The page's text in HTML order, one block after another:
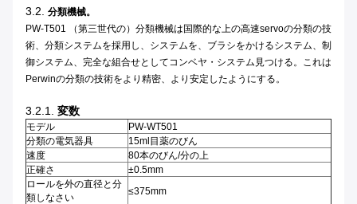
3.2. 分類機械。
PW-T501 （第三世代の）分類機械は国際的な上の高速servoの分類の技
術、分類システムを採用し、システムを、ブラシをかけるシステム、制
御システム、完全な組合せとしてコンベヤ・システム見つける。これは
Perwinの分類の技術をより精密、より安定したようにする。
3.2.1. 変数
モデル
PW-WT501
分類の電気器具
15ml目薬のびん
速度
80本のびん/分の上
正確さ
±0.5mm
ロールを外の直径と分
類しなさい
≤375mm